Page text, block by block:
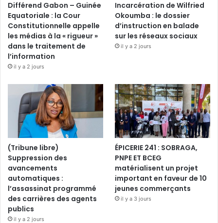
Différend Gabon – Guinée
Equatoriale : la Cour
Constitutionnelle appelle
les médias à la « rigueur »
dans le traitement de
l’information
il y a 2 jours
Incarcération de Wilfried
Okoumba : le dossier
d’instruction en balade
sur les réseaux sociaux
il y a 2 jours
(Tribune libre)
Suppression des
avancements
automatiques :
l’assassinat programmé
des carrières des agents
publics
il y a 2 jours
ÉPICERIE 241 : SOBRAGA,
PNPE ET BCEG
matérialisent un projet
important en faveur de 10
jeunes commerçants
il y a 3 jours